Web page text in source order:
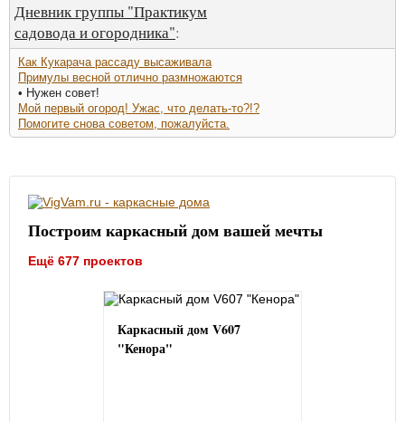
Дневник группы "Практикум
садовода и огородника":
Как Кукарача рассаду высаживала
Примулы весной отлично размножаются
• Нужен совет!
Мой первый огород! Ужас, что делать-то?!?
Помогите снова советом, пожалуйста.
Построим каркасный дом вашей мечты
Ещё 677 проектов
Каркасный дом V607
"Кенора"